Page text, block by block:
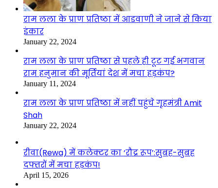
राम लला के प्राण प्रतिष्ठा में आडवाणी ने जाने से किया
इंकार
January 22, 2024
राम लला के प्राण प्रतिष्ठा से पहले ही टूट गई भगवान
राम हनुमान की मूर्तियां देश में मचा हड़कंप?
January 11, 2024
राम लला के प्राण प्रतिष्ठा में नहीं पहुंचे गृहमंत्री Amit
Shah
January 22, 2024
रीवा(Rewa) में कलेक्टर का ‘रौद्र रूप’:सुबह-सुबह
दफ्तरों में मचा हड़कंप!
April 15, 2026